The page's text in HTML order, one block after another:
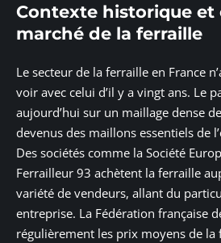
Contexte historique et
marché de la ferraille
Le secteur de la ferraille en France
voir avec celui d’il y a vingt ans. Le
aujourd’hui sur un maillage dense
devenus des maillons essentiels de
Des sociétés comme la Société
Ferrailleur 93 achètent la ferraille
variété de vendeurs, allant du
entreprise. La Fédération française
régulièrement les prix moyens de la